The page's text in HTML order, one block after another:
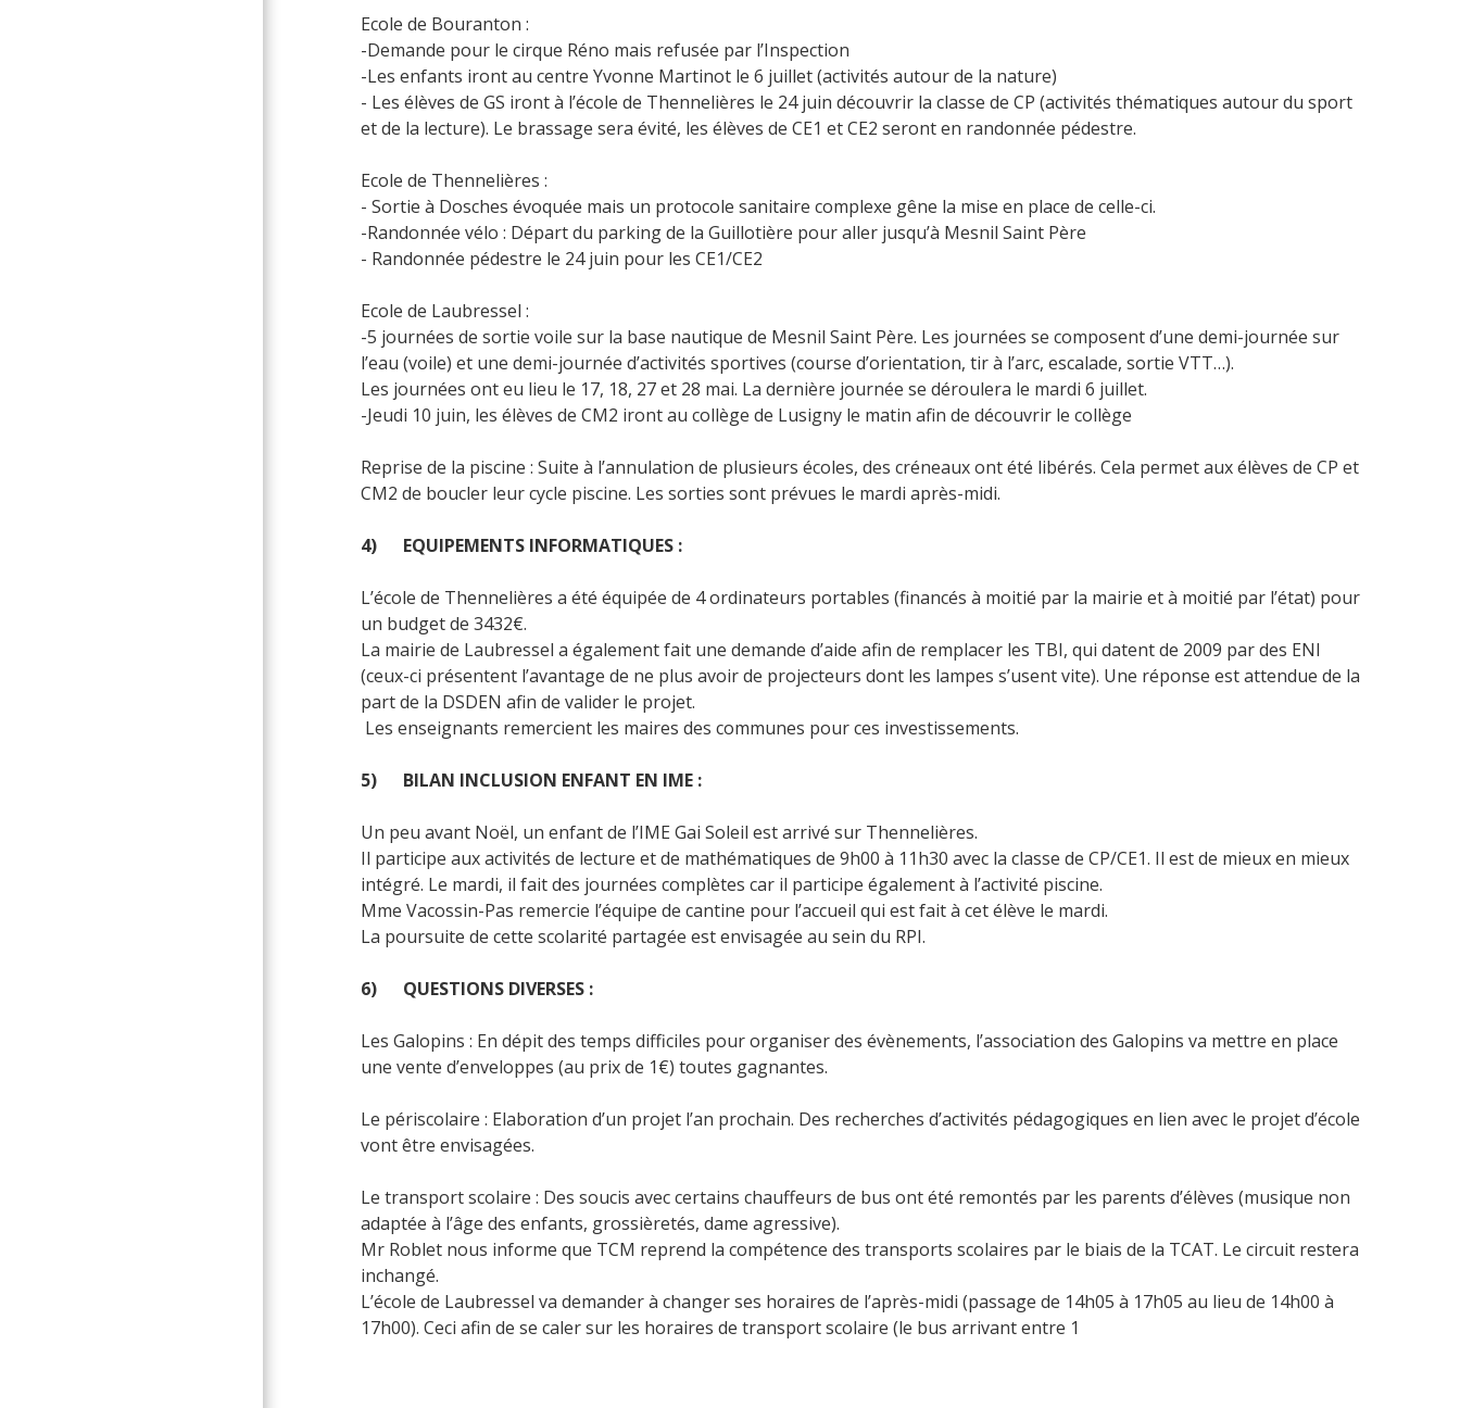
Ecole de Bouranton :
-Demande pour le cirque Réno mais refusée par l’Inspection
-Les enfants iront au centre Yvonne Martinot le 6 juillet (activités autour de la nature)
- Les élèves de GS iront à l’école de Thennelières le 24 juin découvrir la classe de CP (activités thématiques autour du sport
et de la lecture). Le brassage sera évité, les élèves de CE1 et CE2 seront en randonnée pédestre.
Ecole de Thennelières :
- Sortie à Dosches évoquée mais un protocole sanitaire complexe gêne la mise en place de celle-ci.
-Randonnée vélo : Départ du parking de la Guillotière pour aller jusqu’à Mesnil Saint Père
- Randonnée pédestre le 24 juin pour les CE1/CE2
Ecole de Laubressel :
-5 journées de sortie voile sur la base nautique de Mesnil Saint Père. Les journées se composent d’une demi-journée sur
l’eau (voile) et une demi-journée d’activités sportives (course d’orientation, tir à l’arc, escalade, sortie VTT…).
Les journées ont eu lieu le 17, 18, 27 et 28 mai. La dernière journée se déroulera le mardi 6 juillet.
-Jeudi 10 juin, les élèves de CM2 iront au collège de Lusigny le matin afin de découvrir le collège
Reprise de la piscine : Suite à l’annulation de plusieurs écoles, des créneaux ont été libérés. Cela permet aux élèves de CP et
CM2 de boucler leur cycle piscine. Les sorties sont prévues le mardi après-midi.
4) EQUIPEMENTS INFORMATIQUES :
L’école de Thennelières a été équipée de 4 ordinateurs portables (financés à moitié par la mairie et à moitié par l’état) pour
un budget de 3432€.
La mairie de Laubressel a également fait une demande d’aide afin de remplacer les TBI, qui datent de 2009 par des ENI
(ceux-ci présentent l’avantage de ne plus avoir de projecteurs dont les lampes s’usent vite). Une réponse est attendue de la
part de la DSDEN afin de valider le projet.
Les enseignants remercient les maires des communes pour ces investissements.
5) BILAN INCLUSION ENFANT EN IME :
Un peu avant Noël, un enfant de l’IME Gai Soleil est arrivé sur Thennelières.
Il participe aux activités de lecture et de mathématiques de 9h00 à 11h30 avec la classe de CP/CE1. Il est de mieux en mieux
intégré. Le mardi, il fait des journées complètes car il participe également à l’activité piscine.
Mme Vacossin-Pas remercie l’équipe de cantine pour l’accueil qui est fait à cet élève le mardi.
La poursuite de cette scolarité partagée est envisagée au sein du RPI.
6) QUESTIONS DIVERSES :
Les Galopins : En dépit des temps difficiles pour organiser des évènements, l’association des Galopins va mettre en place
une vente d’enveloppes (au prix de 1€) toutes gagnantes.
Le périscolaire : Elaboration d’un projet l’an prochain. Des recherches d’activités pédagogiques en lien avec le projet d’école
vont être envisagées.
Le transport scolaire : Des soucis avec certains chauffeurs de bus ont été remontés par les parents d’élèves (musique non
adaptée à l’âge des enfants, grossièretés, dame agressive).
Mr Roblet nous informe que TCM reprend la compétence des transports scolaires par le biais de la TCAT. Le circuit restera
inchangé.
L’école de Laubressel va demander à changer ses horaires de l’après-midi (passage de 14h05 à 17h05 au lieu de 14h00 à
17h00). Ceci afin de se caler sur les horaires de transport scolaire (le bus arrivant entre 1